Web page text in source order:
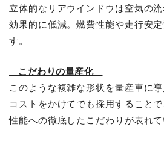
立体的なリアウインドウは空気の
効果的に低減。燃費性能や走行安
す。
こだわりの量産化
このような複雑な形状を量産車に
コストをかけてでも採用すること
性能への徹底したこだわりが表れて